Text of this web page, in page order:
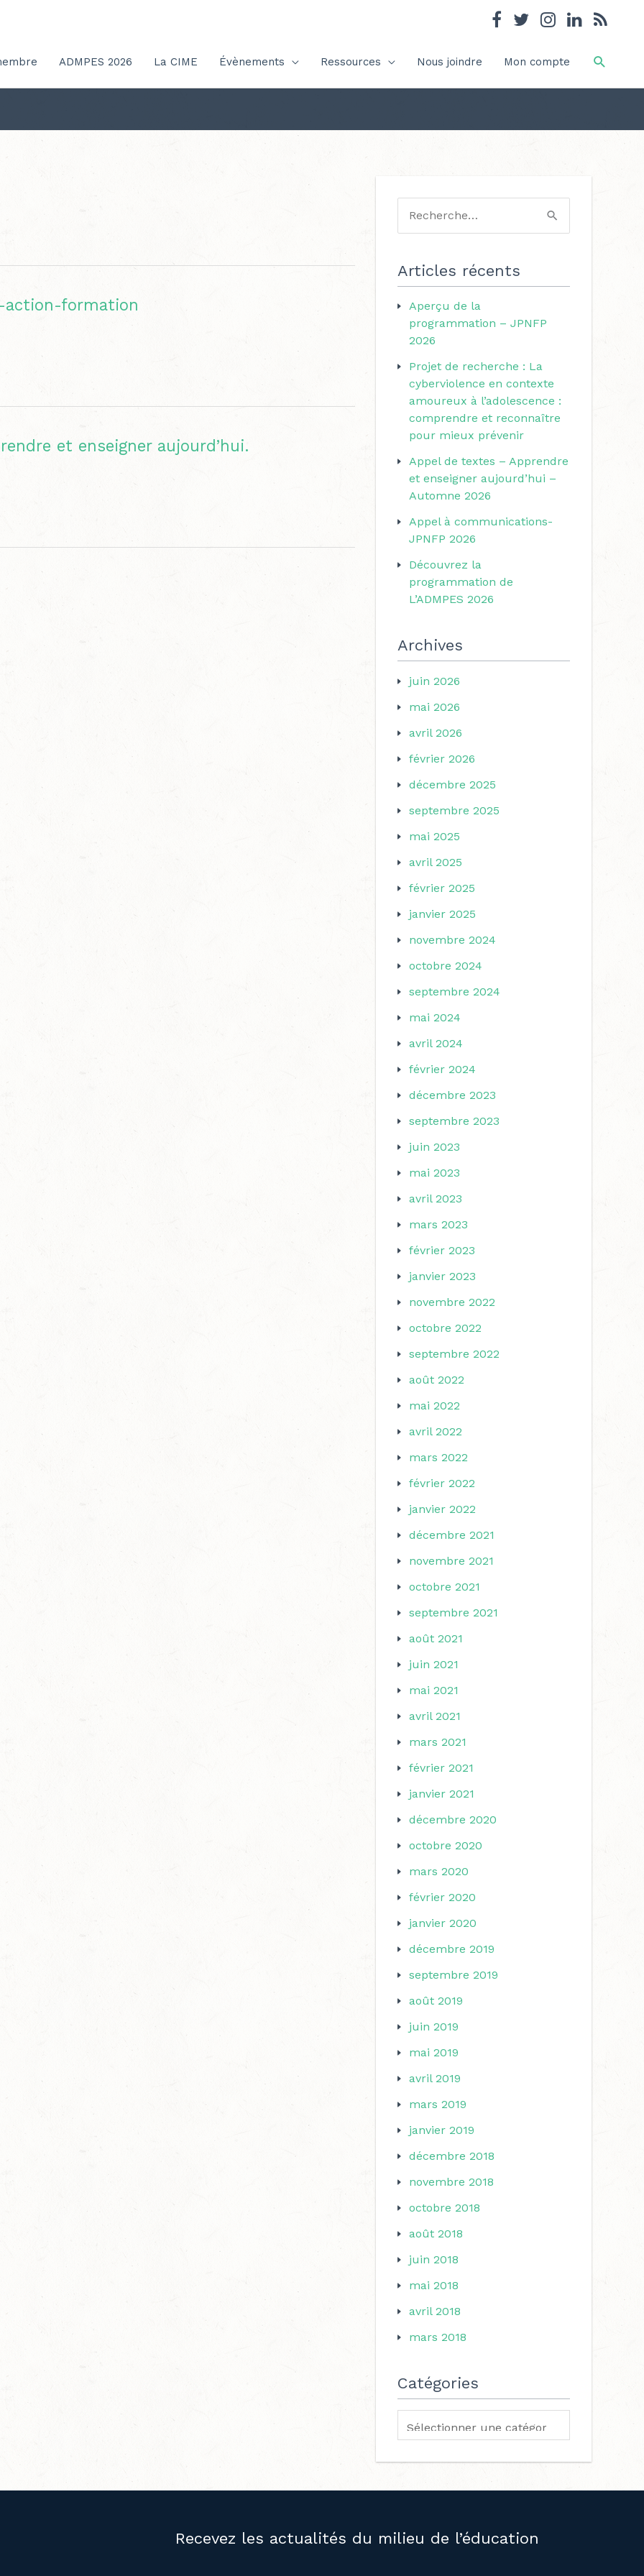
ADMPES 2026 La CIME Évènements Ressources Nous joindre Mon compte
action-formation
et enseigner aujourd’hui.
c
h
e
Articles récents
Aperçu de la
programmation – JPNFP
2026
Projet de recherche : La
cyberviolence en contexte
amoureux à l’adolescence :
comprendre et reconnaître
pour mieux prévenir
Appel de textes – Apprendre
et enseigner aujourd’hui –
Automne 2026
Appel à communications-
JPNFP 2026
Découvrez la
programmation de
L’ADMPES 2026
Archives
juin 2026
mai 2026
avril 2026
février 2026
décembre 2025
septembre 2025
mai 2025
avril 2025
février 2025
janvier 2025
novembre 2024
octobre 2024
septembre 2024
mai 2024
avril 2024
février 2024
décembre 2023
septembre 2023
juin 2023
mai 2023
avril 2023
mars 2023
février 2023
janvier 2023
novembre 2022
octobre 2022
septembre 2022
août 2022
mai 2022
avril 2022
mars 2022
février 2022
janvier 2022
décembre 2021
novembre 2021
octobre 2021
septembre 2021
août 2021
juin 2021
mai 2021
avril 2021
mars 2021
février 2021
janvier 2021
décembre 2020
octobre 2020
mars 2020
février 2020
janvier 2020
décembre 2019
septembre 2019
août 2019
juin 2019
mai 2019
avril 2019
mars 2019
janvier 2019
décembre 2018
novembre 2018
octobre 2018
août 2018
juin 2018
mai 2018
avril 2018
mars 2018
Catégories
t
g
o
e
Recevez les actualités du milieu de l’éducation